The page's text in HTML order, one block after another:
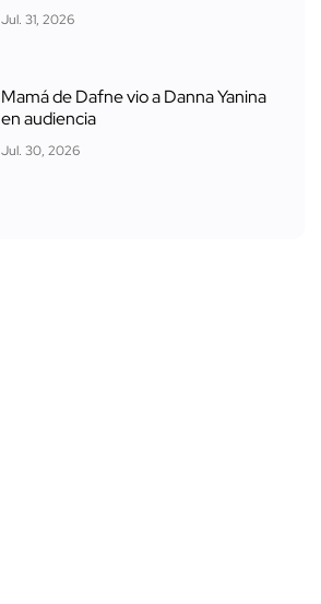
Jul. 31, 2026
Mamá de Dafne vio a Danna Yanina
en audiencia
Jul. 30, 2026